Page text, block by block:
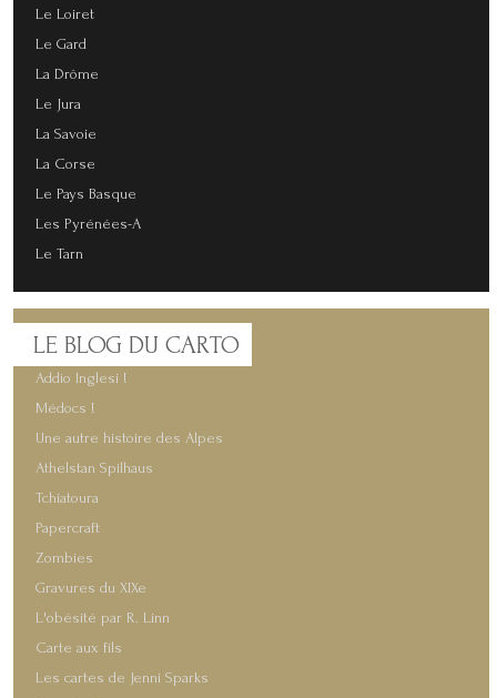
Le Loiret
Le Gard
La Drôme
Le Jura
La Savoie
La Corse
Le Pays Basque
Les Pyrénées-A
Le Tarn
LE BLOG DU CARTO
Addio Inglesi !
Médocs !
Une autre histoire des Alpes
Athelstan Spilhaus
Tchiatoura
Papercraft
Zombies
Gravures du XIXe
L'obésité par R. Linn
Carte aux fils
Les cartes de Jenni Sparks